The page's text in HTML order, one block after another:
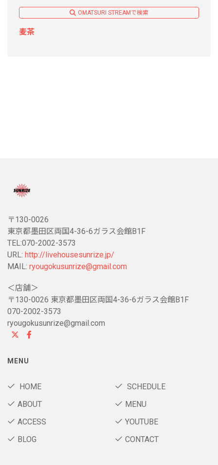
OMATSURI STREAMで検索
麦茶
〒130-0026
東京都墨田区両国4-36-6ガラス会館B1F
TEL:070-2002-3573
URL: http://livehousesunrize.jp/
MAIL: ryougokusunrize@gmail.com
＜店舗＞
〒130-0026 東京都墨田区両国4-36-6ガラス会館B1F
070-2002-3573
ryougokusunrize@gmail.com
MENU
HOME
SCHEDULE
ABOUT
MENU
ACCESS
YOUTUBE
BLOG
CONTACT